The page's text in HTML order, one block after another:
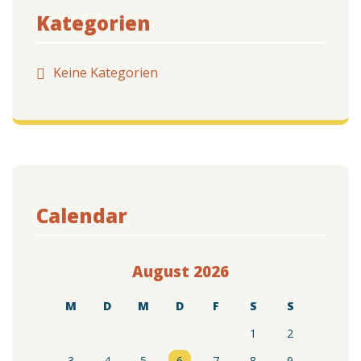
Kategorien
Keine Kategorien
Calendar
August 2026
M D M D F S
S
1
2